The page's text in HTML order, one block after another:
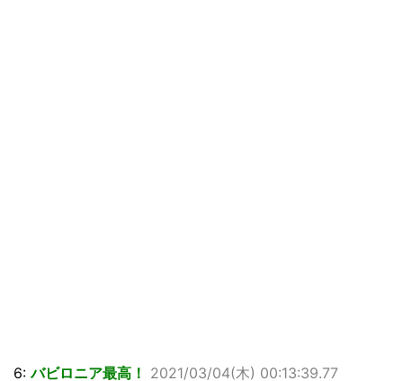
6:バビロニア最高！ 2021/03/04(木) 00:13:39.77